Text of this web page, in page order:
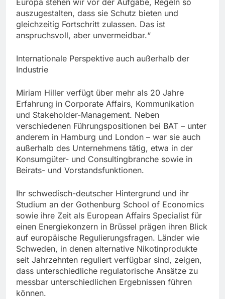
Europa stehen wir vor der Aufgabe, Regeln so
auszugestalten, dass sie Schutz bieten und
gleichzeitig Fortschritt zulassen. Das ist
anspruchsvoll, aber unvermeidbar.“
Internationale Perspektive auch außerhalb der
Industrie
Miriam Hiller verfügt über mehr als 20 Jahre
Erfahrung in Corporate Affairs, Kommunikation
und Stakeholder-Management. Neben
verschiedenen Führungspositionen bei BAT – unter
anderem in Hamburg und London – war sie auch
außerhalb des Unternehmens tätig, etwa in der
Konsumgüter- und Consultingbranche sowie in
Beirats- und Vorstandsfunktionen.
Ihr schwedisch-deutscher Hintergrund und ihr
Studium an der Gothenburg School of Economics
sowie ihre Zeit als European Affairs Specialist für
einen Energiekonzern in Brüssel prägen ihren Blick
auf europäische Regulierungsfragen. Länder wie
Schweden, in denen alternative Nikotinprodukte
seit Jahrzehnten reguliert verfügbar sind, zeigen,
dass unterschiedliche regulatorische Ansätze zu
messbar unterschiedlichen Ergebnissen führen
können.